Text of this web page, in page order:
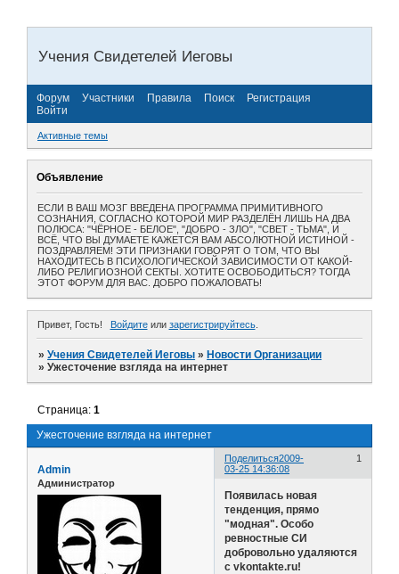
Учения Свидетелей Иеговы
Форум Участники Правила Поиск
Регистрация
Войти
Активные темы
Объявление
ЕСЛИ В ВАШ МОЗГ ВВЕДЕНА ПРОГРАММА ПРИМИТИВНОГО
СОЗНАНИЯ, СОГЛАСНО КОТОРОЙ МИР РАЗДЕЛЁН ЛИШЬ НА ДВА
ПОЛЮСА: "ЧЁРНОЕ - БЕЛОЕ", "ДОБРО - ЗЛО", "СВЕТ - ТЬМА", И
ВСЁ, ЧТО ВЫ ДУМАЕТЕ КАЖЕТСЯ ВАМ АБСОЛЮТНОЙ ИСТИНОЙ -
ПОЗДРАВЛЯЕМ! ЭТИ ПРИЗНАКИ ГОВОРЯТ О ТОМ, ЧТО ВЫ
НАХОДИТЕСЬ В ПСИХОЛОГИЧЕСКОЙ ЗАВИСИМОСТИ ОТ КАКОЙ-
ЛИБО РЕЛИГИОЗНОЙ СЕКТЫ. ХОТИТЕ ОСВОБОДИТЬСЯ? ТОГДА
ЭТОТ ФОРУМ ДЛЯ ВАС. ДОБРО ПОЖАЛОВАТЬ!
Привет, Гость! Войдитеили зарегистрируйтесь.
»Учения Свидетелей Иеговы » Новости Организации
»Ужесточение взгляда на интернет
Ужесточение взгляда на интернет
Страница:1
Поделиться 1
2009-
03-25 14:36:08
Admin
Администратор
Появилась новая
тенденция, прямо
"модная". Особо
ревностные СИ
добровольно удаляются
с vkontakte.ru!